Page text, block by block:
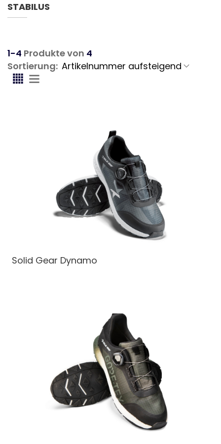
STABILUS
1-4 Produkte von 4
Sortierung:
Solid Gear Dynamo